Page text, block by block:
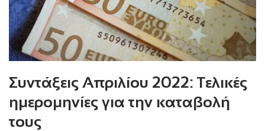
Συντάξεις Απριλίου 2022: Τελικές
ημερομηνίες για την καταβολή
τους